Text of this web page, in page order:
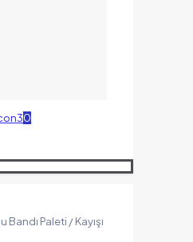
0
Paleti / Kayışı